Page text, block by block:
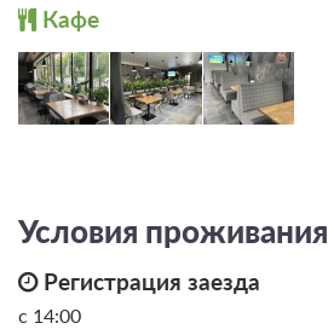
7 фото
Кафе
Условия проживания
Регистрация заезда
с 14:00